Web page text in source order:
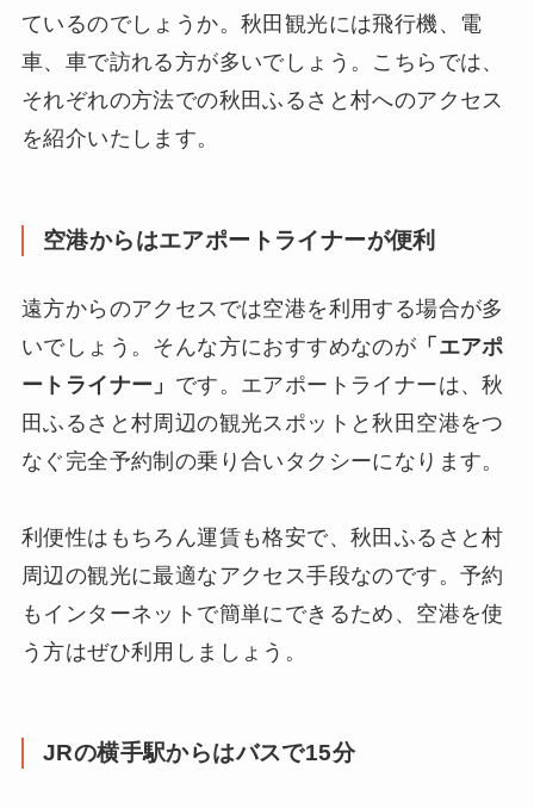
ているのでしょうか。秋田観光には飛行機、電
車、車で訪れる方が多いでしょう。こちらでは、
それぞれの方法での秋田ふるさと村へのアクセス
を紹介いたします。
空港からはエアポートライナーが便利
遠方からのアクセスでは空港を利用する場合が多
いでしょう。そんな方におすすめなのが 「エアポ
ートライナー」 です。エアポートライナーは、秋
田ふるさと村周辺の観光スポットと秋田空港をつ
なぐ完全予約制の乗り合いタクシーになります。
利便性はもちろん運賃も格安で、秋田ふるさと村
周辺の観光に最適なアクセス手段なのです。予約
もインターネットで簡単にできるため、空港を使
う方はぜひ利用しましょう。
JRの横手駅からはバスで15分